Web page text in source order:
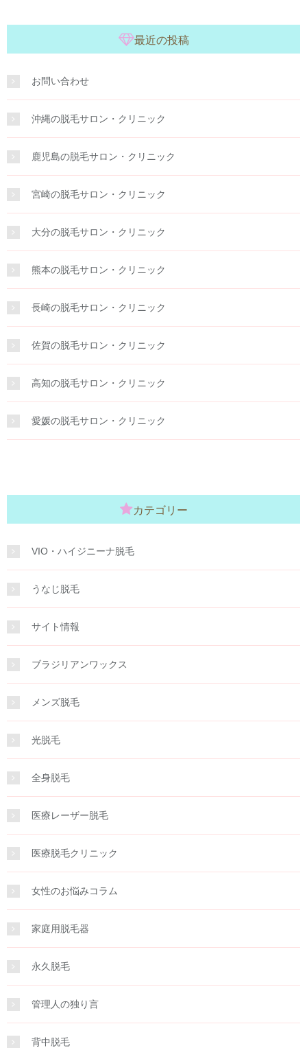
最近の投稿
お問い合わせ
沖縄の脱毛サロン・クリニック
鹿児島の脱毛サロン・クリニック
宮崎の脱毛サロン・クリニック
大分の脱毛サロン・クリニック
熊本の脱毛サロン・クリニック
長崎の脱毛サロン・クリニック
佐賀の脱毛サロン・クリニック
高知の脱毛サロン・クリニック
愛媛の脱毛サロン・クリニック
カテゴリー
VIO・ハイジニーナ脱毛
うなじ脱毛
サイト情報
ブラジリアンワックス
メンズ脱毛
光脱毛
全身脱毛
医療レーザー脱毛
医療脱毛クリニック
女性のお悩みコラム
家庭用脱毛器
永久脱毛
管理人の独り言
背中脱毛